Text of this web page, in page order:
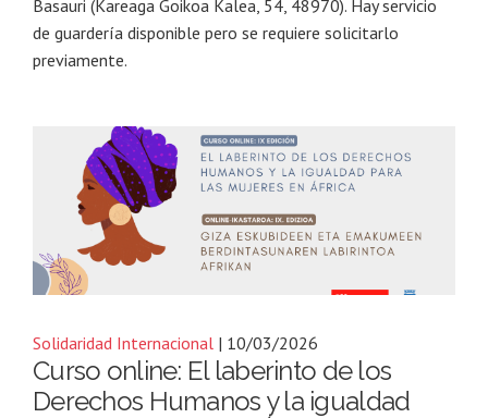
Basauri (Kareaga Goikoa Kalea, 54, 48970). Hay servicio
de guardería disponible pero se requiere solicitarlo
previamente.
Solidaridad Internacional | 10/03/2026
Curso online: El laberinto de los
Derechos Humanos y la igualdad